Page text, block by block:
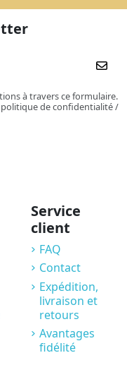
à travers ce formulaire.
de confidentialité /
Service
client
FAQ
Contact
Expédition,
livraison et
retours
Avantages
fidélité